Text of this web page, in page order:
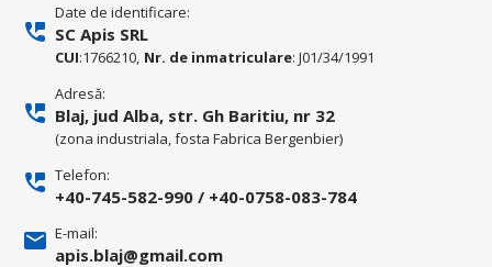
Date de identificare:
SC Apis SRL
CUI:1766210, Nr. de inmatriculare: J01/34/1991
Adresă:
Blaj, jud Alba, str. Gh Baritiu, nr 32
(zona industriala, fosta Fabrica Bergenbier)
Telefon:
+40-745-582-990 / +40-0758-083-784
E-mail:
apis.blaj@gmail.com